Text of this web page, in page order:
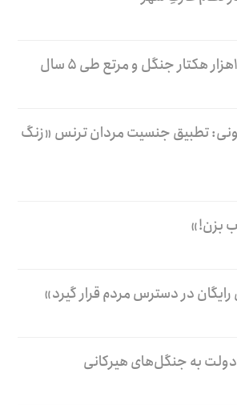
تطبیق جنسیت مردان ترنس «زنگ
بزن!»
در دسترس مردم قرار گیرد»
به جنگل‌های هیرکانی